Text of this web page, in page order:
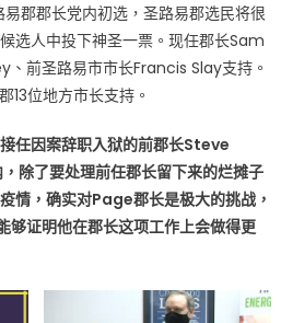
天
投
票
选
告
急
Sam
Page
郡
易郡郡长党内初选，圣路易郡选民将很
选人中投下神圣一票。现任郡长Sam
前圣路易市市长Francis Slay支持。
位地方市长支持。
任因案辞职入狱的前郡长Steve
除了要处理前任郡长留下来的烂摊子
情，确实对Page郡长是极大的挑战，
证明他在郡长这项工作上会做得更